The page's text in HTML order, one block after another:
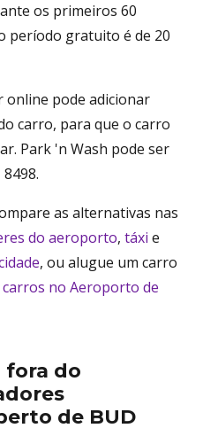
os primeiros 60
período gratuito é de 20
online pode adicionar
carro, para que o carro
Park 'n Wash pode ser
as alternativas nas
do aeroporto, táxi e
, ou alugue um carro
no Aeroporto de
fora do
de BUD